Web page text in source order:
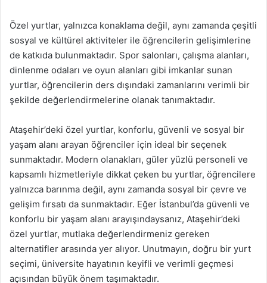
Özel yurtlar, yalnızca konaklama değil, aynı zamanda çeşitli
sosyal ve kültürel aktiviteler ile öğrencilerin gelişimlerine
de katkıda bulunmaktadır. Spor salonları, çalışma alanları,
dinlenme odaları ve oyun alanları gibi imkanlar sunan
yurtlar, öğrencilerin ders dışındaki zamanlarını verimli bir
şekilde değerlendirmelerine olanak tanımaktadır.
Ataşehir’deki özel yurtlar, konforlu, güvenli ve sosyal bir
yaşam alanı arayan öğrenciler için ideal bir seçenek
sunmaktadır. Modern olanakları, güler yüzlü personeli ve
kapsamlı hizmetleriyle dikkat çeken bu yurtlar, öğrencilere
yalnızca barınma değil, aynı zamanda sosyal bir çevre ve
gelişim fırsatı da sunmaktadır. Eğer İstanbul’da güvenli ve
konforlu bir yaşam alanı arayışındaysanız, Ataşehir’deki
özel yurtlar, mutlaka değerlendirmeniz gereken
alternatifler arasında yer alıyor. Unutmayın, doğru bir yurt
seçimi, üniversite hayatının keyifli ve verimli geçmesi
açısından büyük önem taşımaktadır.